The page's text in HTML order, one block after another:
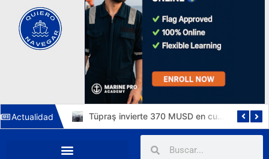
Actualidad
DryDel asegura cinco años de cobertura de K Line para sus cuatro nuevos capesize de 182.000 TPM Tüpraş invierte 370 MUSD en cuatro suezmax para Ditaş y triplicará su flota de crudo en 2029